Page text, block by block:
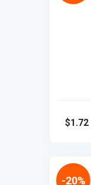
$1.72
-20%